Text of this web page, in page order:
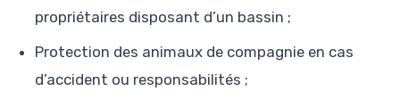
propriétaires disposant d’un bassin ;
Protection des animaux de compagnie en cas
d’accident ou responsabilités ;